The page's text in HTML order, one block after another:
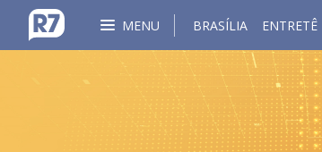
MENU BRASÍLIA ENTRETÊ